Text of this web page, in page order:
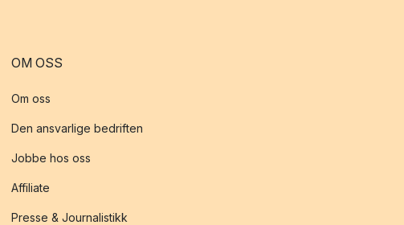
OM OSS
Om oss
Den ansvarlige bedriften
Jobbe hos oss
Affiliate
Presse & Journalistikk